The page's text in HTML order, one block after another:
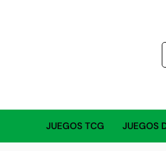
JUEGOS TCG JUEGOS